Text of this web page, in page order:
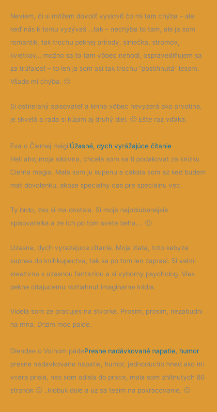
Neviem, či si môžem dovoliť vysloviť čo mi tam chýba – ale
keď nás k tomu vyzývaš …tak – nechýba to tam, ale ja som
romantik, tak trochu peknej prírody, slniečka, stromov,
kvietkov… možno sa to tam vôbec nehodí, ospravedlňujem sa
za trúfalosť – to len ja som asi tak trochu “postihnutá” lesom.
Všade mi chýba. 🙂
Si ostrieľaný spisovateľ a kniha vôbec nevyzerá ako prvotina,
je skvelá a rada si kúpim aj druhý diel. 🙂 Ešte raz vďaka.
Eva o Čiernej mágiiÚžasné, dych vyrážajúce čítanie
Heli ahoj moja sikovna, chcela som sa ti podakovat za knizku
Cierna magia. Mala som ju kupenu a cakala som az ked budem
mat dovolenku, akoze specialny cas pre specialnu vec.
Ty brdo, zas si ma dostala. Si moja najoblubenejsia
spisovatelka a ze ich po tom svete beha…. 🙂
Uzasne, dych vyrazajuce citanie. Moja zlata, toto kebyze
supnes do knihkupectva, tak sa po tom len zaprasi. Si velmi
kreativna s uzasnou fantaziou a si vyborny psycholog. Vies
pekne citajucemu roztiahnut imaginarne kridla.
Videla som ze pracujes na stvorke. Prosim, prosim, nezabudni
na mna. Drzim moc palce.
Diendae o Voľnom pádePresne nadávkované napatie, humor
presne nadavkovane napatie, humor, jednoducho hned ako mi
vcera prisla, nez som odisla do prace, mala som zhltnutych 80
stranok 🙂 ..klobuk dole a uz sa tesim na pokracovanie. 🙂